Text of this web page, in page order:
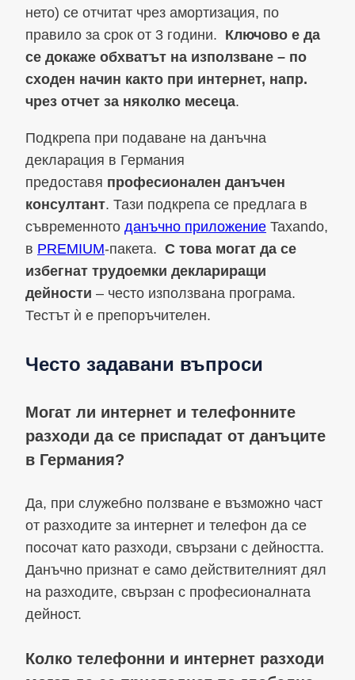
нето) се отчитат чрез амортизация, по
правило за срок от 3 години. Ключово е да
се докаже обхватът на използване – по
сходен начин както при интернет, напр.
чрез отчет за няколко месеца.
Подкрепа при подаване на данъчна
декларация в Германия
предоставя професионален данъчен
консултант. Тази подкрепа се предлага в
съвременното данъчно приложение Taxando,
в PREMIUM-пакета. С това могат да се
избегнат трудоемки деклариращи
дейности – често използвана програма.
Тестът ѝ е препоръчителен.
Често задавани въпроси
Могат ли интернет и телефонните
разходи да се приспадат от данъците
в Германия?
Да, при служебно ползване е възможно част
от разходите за интернет и телефон да се
посочат като разходи, свързани с дейността.
Данъчно признат е само действителният дял
на разходите, свързан с професионалната
дейност.
Колко телефонни и интернет разходи